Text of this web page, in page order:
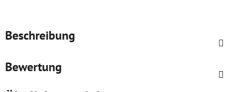
Beschreibung
Bewertung